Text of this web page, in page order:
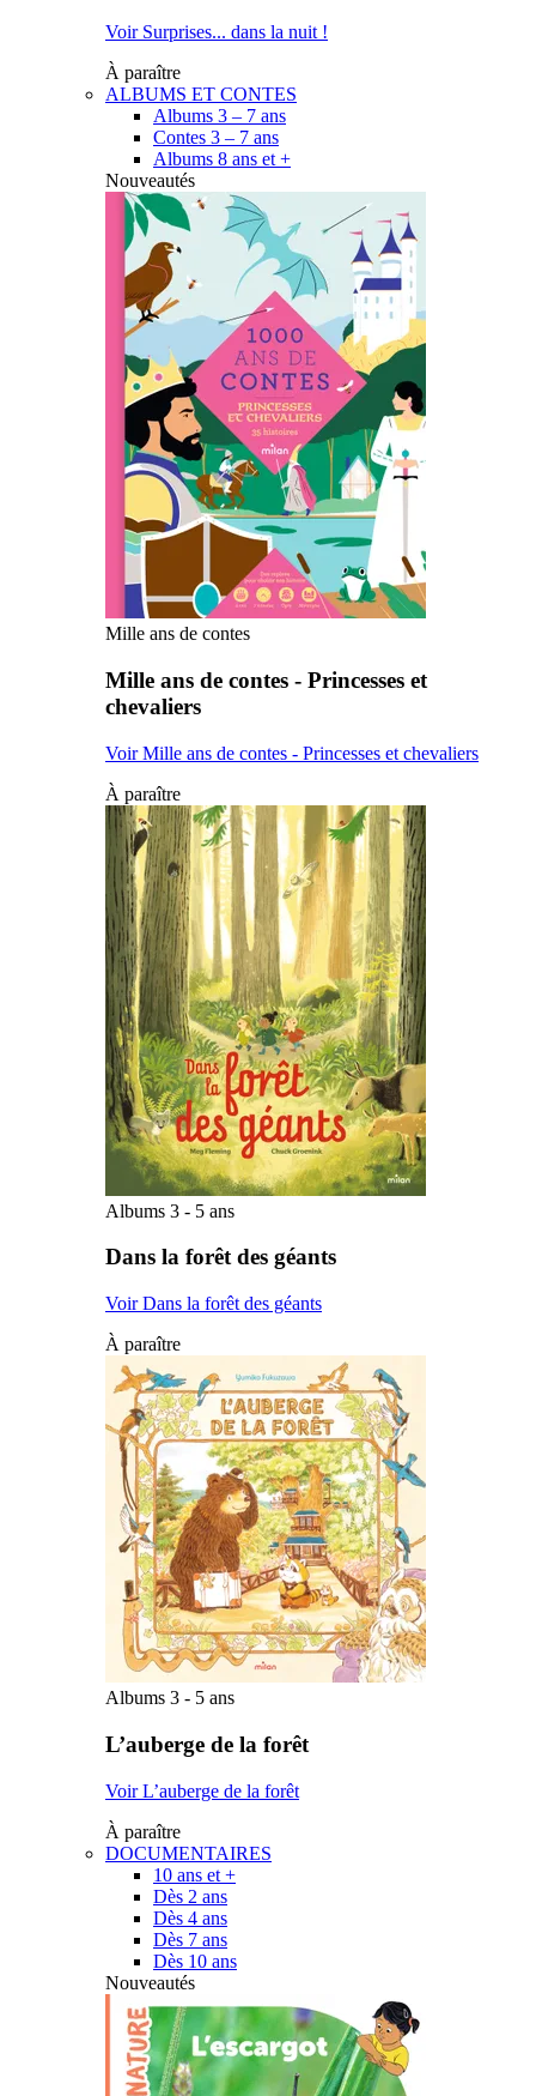
Voir Surprises... dans la nuit !
À paraître
ALBUMS ET CONTES
Albums 3 – 7 ans
Contes 3 – 7 ans
Albums 8 ans et +
Nouveautés
Mille ans de contes
Mille ans de contes - Princesses et
chevaliers
Voir Mille ans de contes - Princesses et chevaliers
À paraître
Albums 3 - 5 ans
Dans la forêt des géants
Voir Dans la forêt des géants
À paraître
Albums 3 - 5 ans
L’auberge de la forêt
Voir L’auberge de la forêt
À paraître
DOCUMENTAIRES
10 ans et +
Dès 2 ans
Dès 4 ans
Dès 7 ans
Dès 10 ans
Nouveautés